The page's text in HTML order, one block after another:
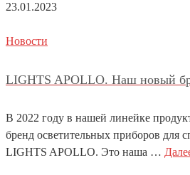
23.01.2023
Новости
LIGHTS APOLLO. Наш новый
В 2022 году в нашей линейке
бренд осветительных приборов для
LIGHTS APOLLO. Это наша …